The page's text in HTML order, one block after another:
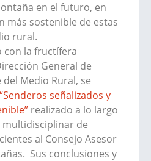
en el futuro, en
más sostenible de estas
rural.
con la fructífera
General de
Medio Rural, se
“Senderos señalizados y
realizado a lo largo
de
al Consejo Asesor
Sus conclusiones y